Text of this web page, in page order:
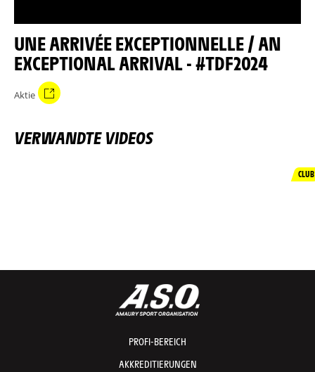
UNE ARRIVÉE EXCEPTIONNELLE / AN
EXCEPTIONAL ARRIVAL - #TDF2024
Aktie
VERWANDTE VIDEOS
CLUB
PROFI-BEREICH
AKKREDITIERUNGEN